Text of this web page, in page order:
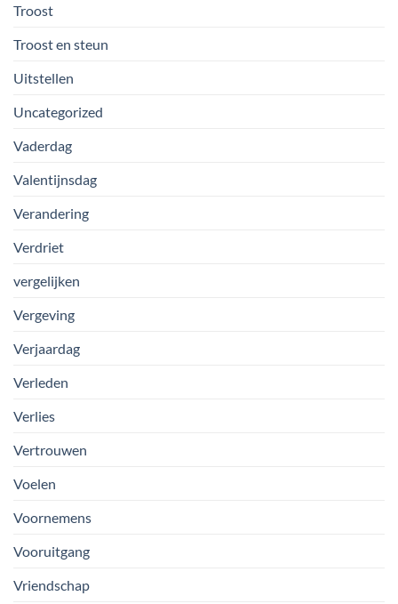
Troost
Troost en steun
Uitstellen
Uncategorized
Vaderdag
Valentijnsdag
Verandering
Verdriet
vergelijken
Vergeving
Verjaardag
Verleden
Verlies
Vertrouwen
Voelen
Voornemens
Vooruitgang
Vriendschap